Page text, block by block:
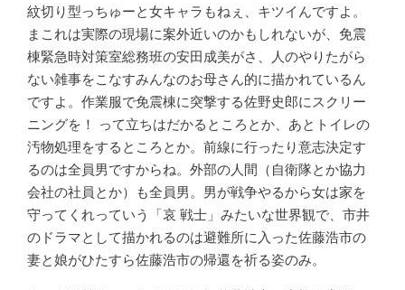
紋切り型っちゅーと女キャラもねぇ、キツイんですよ。
まこれは実際の現場に案外近いのかもしれないが、免震
棟緊急時対策室総務班の安田成美がさ、人のやりたがら
ない雑事をこなすみんなのお母さん的に描かれているん
ですよ。作業服で免震棟に突撃する佐野史郎にスクリー
ニングを！ って立ちはだかるところとか、あとトイレの
汚物処理をするところとか。前線に行ったり意志決定す
るのは全員男ですからね。外部の人間（自衛隊とか協力
会社の社員とか）も全員男。男が戦争やるから女は家を
守ってくれっていう「哀 戦士」みたいな世界観で、市井
のドラマとして描かれるのは避難所に入った佐藤浩市の
妻と娘がひたすら佐藤浩市の帰還を祈る姿のみ。